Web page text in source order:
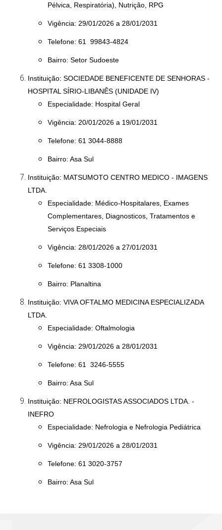
Pélvica, Respiratória), Nutrição, RPG
Vigência: 29/01/2026 a 28/01/2031
Telefone: 61 99843-4824
Bairro: Setor Sudoeste
Instituição: SOCIEDADE BENEFICENTE DE SENHORAS -
HOSPITAL SÍRIO-LIBANÊS (UNIDADE IV)
Especialidade: Hospital Geral
Vigência: 20/01/2026 a 19/01/2031
Telefone: 61 3044-8888
Bairro: Asa Sul
Instituição: MATSUMOTO CENTRO MEDICO - IMAGENS
LTDA.
Especialidade: Médico-Hospitalares, Exames
Complementares, Diagnosticos, Tratamentos e
Serviços Especiais
Vigência: 28/01/2026 a 27/01/2031
Telefone: 61 3308-1000
Bairro: Planaltina
Instituição: VIVA OFTALMO MEDICINA ESPECIALIZADA
LTDA.
Especialidade: Oftalmologia
Vigência: 29/01/2026 a 28/01/2031
Telefone: 61 3246-5555
Bairro: Asa Sul
Instituição: NEFROLOGISTAS ASSOCIADOS LTDA. -
INEFRO
Especialidade: Nefrologia e Nefrologia Pediátrica
Vigência: 29/01/2026 a 28/01/2031
Telefone: 61 3020-3757
Bairro: Asa Sul